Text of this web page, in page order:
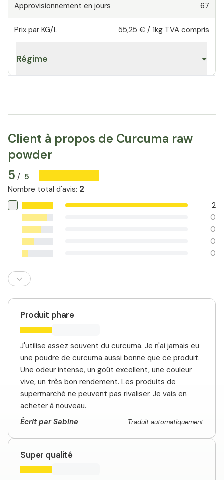
Approvisionnement en jours 67
Prix par KG/L 55,25 € / 1kg TVA compris
Régime
Client à propos de Curcuma raw
powder
5 / 5
Nombre total d'avis: 2
2
0
0
0
0
Produit phare
J'utilise assez souvent du curcuma. Je n'ai jamais eu
une poudre de curcuma aussi bonne que ce produit.
Une odeur intense, un goût excellent, une couleur
vive, un très bon rendement. Les produits de
supermarché ne peuvent pas rivaliser. Je vais en
acheter à nouveau.
Écrit par Sabine
Traduit automatiquement
Super qualité